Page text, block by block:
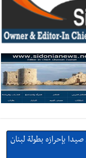
بإحرازه بطولة لبنان